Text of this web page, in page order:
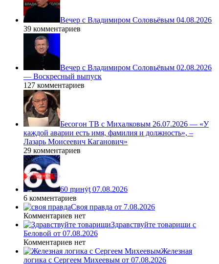
Вечер с Владимиром Соловьёвым 04.08.2026
39 комментариев
Вечер с Владимиром Соловьёвым 02.08.2026
— Воскресный выпуск
127 комментариев
Бесогон ТВ с Михалковым 26.07.2026 — «У
каждой аварии есть имя, фамилия и должность», –
Лазарь Моисеевич Каганович»
29 комментариев
60 ṃинẏƫ 07.08.2026
6 комментариев
Своя правда от 7.08.2026
Комментариев нет
Здравствуйте товарищи с
Беловой от 07.08.2026
Комментариев нет
Железная
логика с Сергеем Михеевым от 07.08.2026